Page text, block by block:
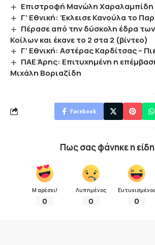
Επιστροφή Μανώλη Χαραλαμπίδη
Γ’ Εθνική: Έκλεισε Κανούλα το
Πέρασε από την δύσκολη έδρα
Κοίλων και έκανε το 2 στα 2 (βίντεο)
Γ’ Εθνική: Αστέρας Καρδίτσας –
ΠΑΕ Άρης: Επιτυχημένη η
Μιχάλη Βοριαζίδη
Facebook
Πως σας φάνηκε η
Μ αρέσει!
0
Λυπημένος
0 0